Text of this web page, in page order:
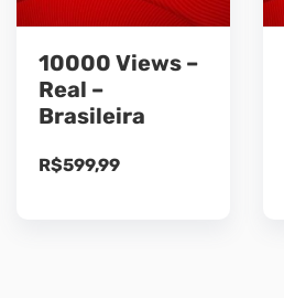
10000 Views –
Real –
Brasileira
R$599,99